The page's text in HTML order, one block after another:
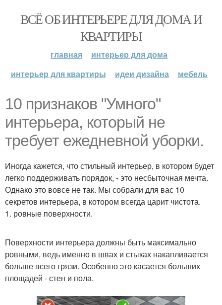
ВСЁ ОБ ИНТЕРЬЕРЕ ДЛЯ ДОМА И
КВАРТИРЫ
главная
интерьер для дома
интерьер для квартиры
идеи дизайна мебель
10 признаков "Умного"
интерьера, который не
требует ежедневной уборки.
Иногда кажется, что стильный интерьер, в котором будет
легко поддерживать порядок, - это несбыточная мечта.
Однако это вовсе не так. Мы собрали для вас 10
секретов интерьера, в котором всегда царит чистота.
1. ровные поверхности.
Поверхности интерьера должны быть максимально
ровными, ведь именно в швах и стыках накапливается
больше всего грязи. Особенно это касается больших
площадей - стен и пола.